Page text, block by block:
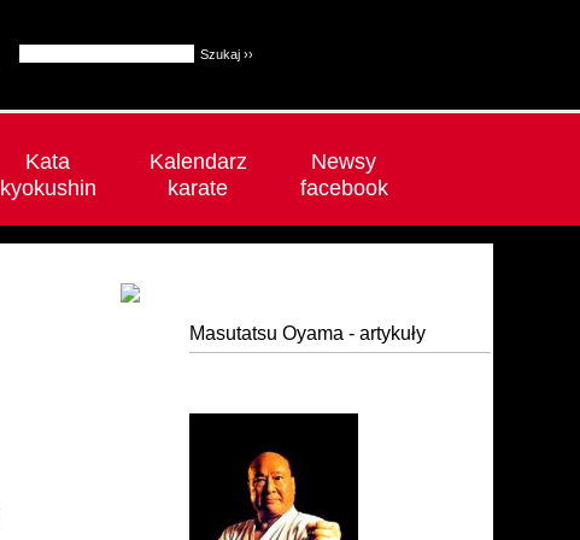
Kata
kyokushin
Kalendarz
karate
Newsy
facebook
Masutatsu Oyama - artykuły